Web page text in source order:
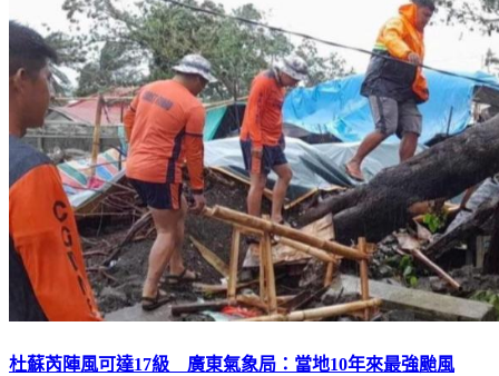
杜蘇芮陣風可達17級 廣東氣象局：當地10年來最強颱風